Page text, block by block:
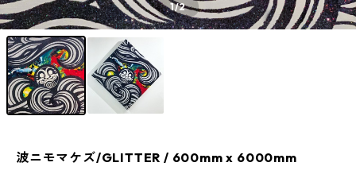
1/2
波ニモマケズ/GLITTER / 600mm x 6000mm